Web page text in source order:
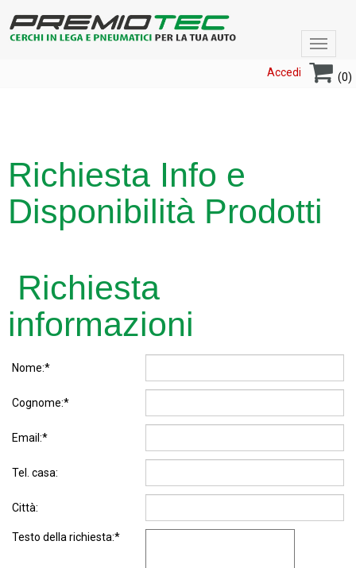
Toggle
Accedi
(0)
Richiesta Info e
Disponibilità Prodotti
Richiesta
informazioni
Nome:*
Cognome:*
Email:*
Tel. casa:
Città:
Testo della richiesta:*